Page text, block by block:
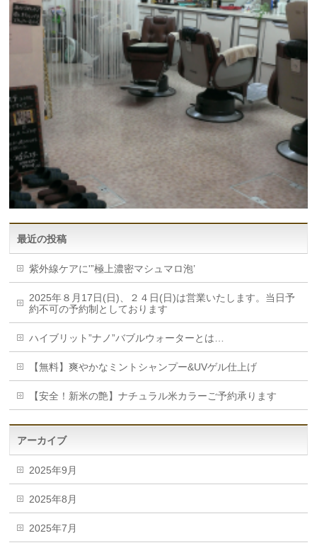
最近の投稿
紫外線ケアに'”極上濃密マシュマロ泡’
2025年８月17日(日)、２４日(日)は営業いたします。当日予
約不可の予約制としております
ハイブリット”ナノ”バブルウォーターとは…
【無料】爽やかなミントシャンプー&UVゲル仕上げ
【安全！新米の艶】ナチュラル米カラーご予約承ります
アーカイブ
2025年9月
2025年8月
2025年7月